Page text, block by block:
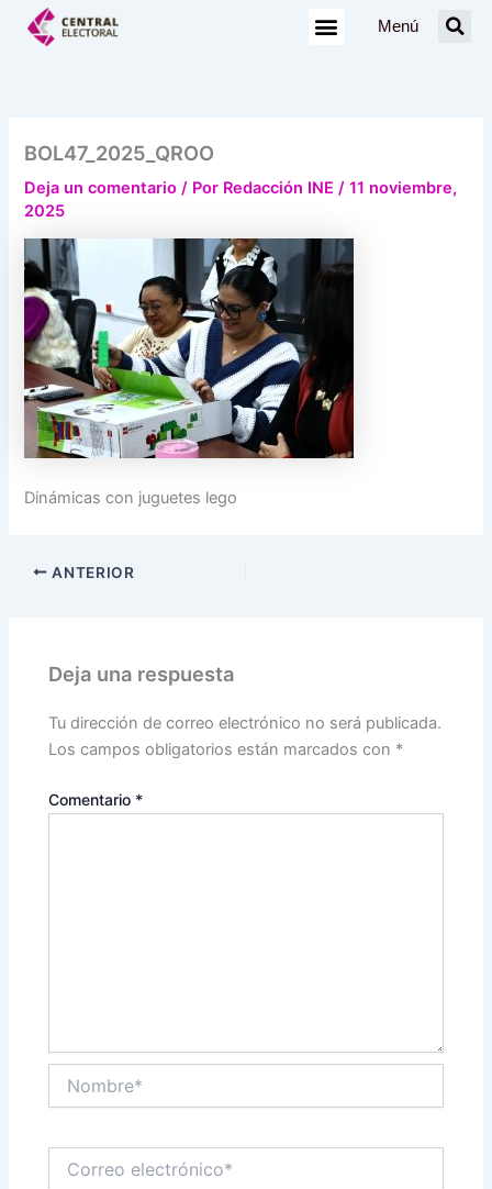
Menú
BOL47_2025_QROO
Deja un comentario / Por Redacción INE/11 noviembre,
2025
Dinámicas con juguetes lego
ANTERIOR
Deja una respuesta
Tu dirección de correo electrónico no será publicada.
Los campos obligatorios están marcados con *
Comentario *
electrónico*